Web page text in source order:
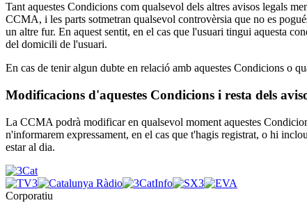
Tant aquestes Condicions com qualsevol dels altres avisos legals
CCMA, i les parts sotmetran qualsevol controvèrsia que no es
un altre fur. En aquest sentit, en el cas que l'usuari tingui aquesta
del domicili de l'usuari.
En cas de tenir algun dubte en relació amb aquestes Condicions o
Modificacions d'aquestes Condicions i resta dels
La CCMA podrà modificar en qualsevol moment aquestes
n'informarem expressament, en el cas que t'hagis registrat, o hi
estar al dia.
Corporatiu